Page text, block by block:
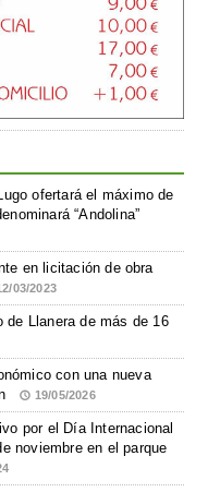
ofertará el máximo de
“Andolina”
en licitación de obra
03/2023
de Llanera de más de 16
con una nueva
19/05/2026
por el Día Internacional
noviembre en el parque